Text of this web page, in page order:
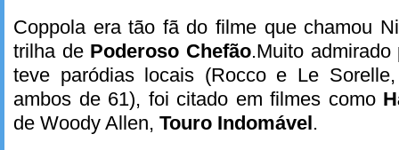
Coppola era tão fã do filme que chamou
trilha de Poderoso Chefão.Muito
teve paródias locais (Rocco e Le
ambos de 61), foi citado em filmes como
de Woody Allen, Touro Indomável .